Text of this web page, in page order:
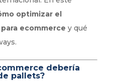
optimizar el
ecommerce y qué
debería
pallets?